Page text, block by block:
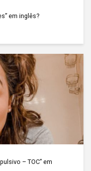
em inglês?
– TOC” em